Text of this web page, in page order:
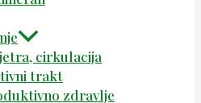
cirkulacija
trakt
zdravlje